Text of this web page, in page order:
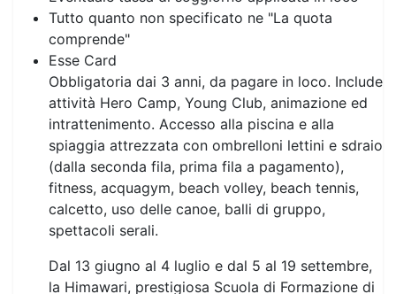
Obbligatoria dai 3 anni, da pagare in loco. Include
attività Hero Camp, Young Club, animazione ed
intrattenimento. Accesso alla piscina e alla
spiaggia attrezzata con ombrelloni lettini e sdraio
(dalla seconda fila, prima fila a pagamento),
fitness, acquagym, beach volley, beach tennis,
calcetto, uso delle canoe, balli di gruppo,
spettacoli serali.
Dal 13 giugno al 4 luglio e dal 5 al 19 settembre,
la Himawari, prestigiosa Scuola di Formazione di
Shiatsu certificata, terrà corsi gratuiti settimanali
Infant Card